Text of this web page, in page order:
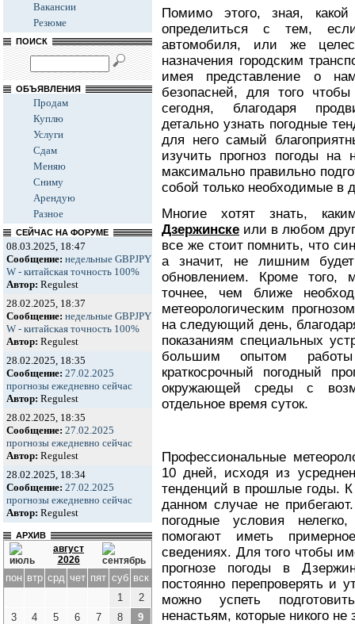
Вакансии
Резюме
ПОИСК
ОБЪЯВЛЕНИЯ
Продам
Куплю
Услуги
Сдам
Меняю
Сниму
Арендую
Разное
СЕЙЧАС НА ФОРУМЕ
08.03.2025, 18:47
Сообщение: недельные GBPJPY
W - китайская точность 100%
Автор: Regulest
28.02.2025, 18:37
Сообщение: недельные GBPJPY
W - китайская точность 100%
Автор: Regulest
28.02.2025, 18:35
Сообщение: 27.02.2025
прогнозы ежедневно сейчас
Автор: Regulest
28.02.2025, 18:35
Сообщение: 27.02.2025
прогнозы ежедневно сейчас
Автор: Regulest
28.02.2025, 18:34
Сообщение: 27.02.2025
прогнозы ежедневно сейчас
Автор: Regulest
АРХИВ
август
2026
пон втр срд чет пят суб вск
1
2
3
4 5 6 7 8
9
Помимо этого, зная,
определиться с тем,
автомобиля, или же
назначения городским
имея представление о
безопасней, для того
сегодня, благодаря
детально узнать погодные
для него самый
изучить прогноз погоды на
максимально правильно
собой только необходимые в
Многие хотят знать,
Дзержинске или в любом
все же стоит помнить, что
а значит, не лишним
обновлением. Кроме того,
точнее, чем ближе
метеорологическим
на следующий день,
показаниям специальных
большим опытом
краткосрочный погодный
окружающей среды с
отдельное время суток.
Профессиональные
10 дней, исходя из
тенденций в прошлые годы.
данном случае не
погодные условия
помогают иметь
сведениях. Для того чтобы
прогнозе погоды в
постоянно перепроверять и
можно успеть
ненастьям, которые никого не